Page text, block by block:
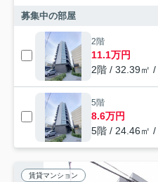
募集中の部屋
2階
11.1万円
2階 / 32.39㎡
5階
8.6万円
5階 / 24.46㎡ /
賃貸マンション